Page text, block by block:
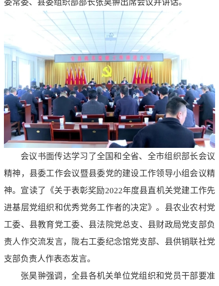
委常委、县委组织部部长张昊翀出席会议并讲话。
会议书面传达学习了全国和全省、全市组织部长会议
精神，县委工作会议暨县委党的建设工作领导小组会议精
神。宣读了《关于表彰奖励2022年度县直机关党建工作先
进基层党组织和优秀党务工作者的决定》。县农业农村党
工委、县教育党工委、县法院党总支、县财政局党支部负
责人作交流发言，陇右工委纪念馆党支部、县供销联社党
支部负责人作表态发言。
张昊翀强调，全县各机关单位党组织和党员干部要准